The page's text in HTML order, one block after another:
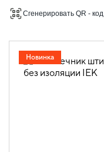
наконечники
Новинка
Сгенерировать QR - код